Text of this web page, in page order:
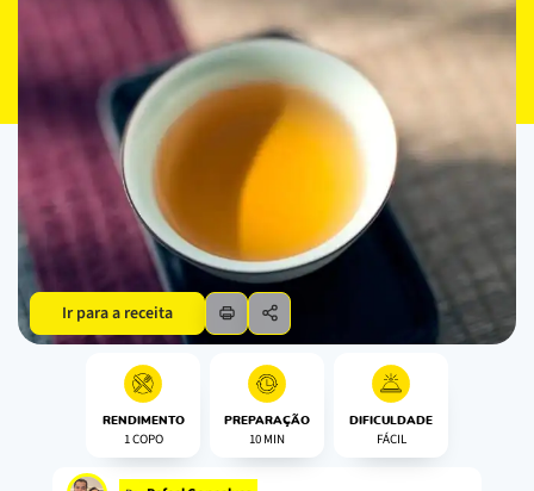
Ir para a receita
RENDIMENTO
1 COPO
PREPARAÇÃO
10 MIN
DIFICULDADE
FÁCIL